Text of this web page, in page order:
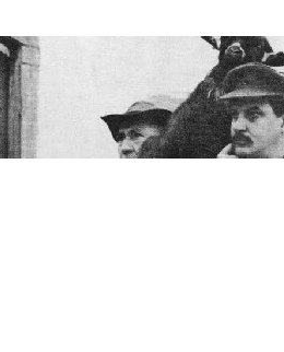
FORMULÁRIO DE BUSCA